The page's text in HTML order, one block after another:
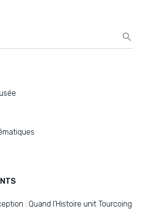
: Quand l’Histoire unit Tourcoing